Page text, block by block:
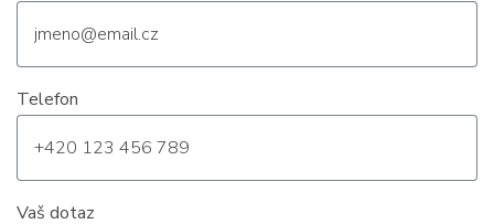
Telefon
Vaš dotaz